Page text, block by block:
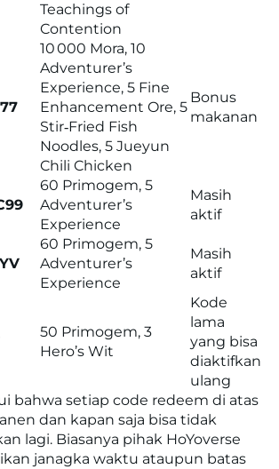
Teachings of
Contention
10 000 Mora, 10
Adventurer’s
Experience, 5 Fine
Enhancement Ore, 5
Stir‑Fried Fish
Noodles, 5 Jueyun
Chili Chicken
Bonus
makanan
60 Primogem, 5
Adventurer’s
Experience
Masih
aktif
60 Primogem, 5
Adventurer’s
Experience
Masih
aktif
50 Primogem, 3
Hero’s Wit
Kode
lama
yang bisa
diaktifkan
ulang
bahwa setiap code redeem di atas
dan kapan saja bisa tidak
lagi. Biasanya pihak HoYoverse
janagka waktu ataupun batas